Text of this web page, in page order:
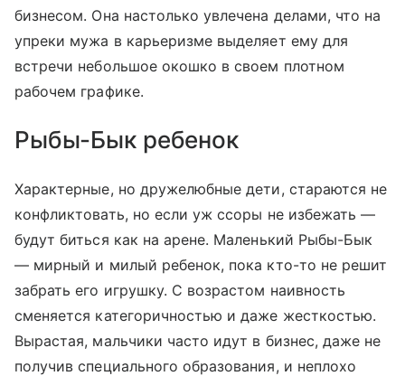
бизнесом. Она настолько увлечена делами, что на
упреки мужа в карьеризме выделяет ему для
встречи небольшое окошко в своем плотном
рабочем графике.
Рыбы-Бык ребенок
Характерные, но дружелюбные дети, стараются не
конфликтовать, но если уж ссоры не избежать —
будут биться как на арене. Маленький Рыбы-Бык
— мирный и милый ребенок, пока кто-то не решит
забрать его игрушку. С возрастом наивность
сменяется категоричностью и даже жесткостью.
Вырастая, мальчики часто идут в бизнес, даже не
получив специального образования, и неплохо